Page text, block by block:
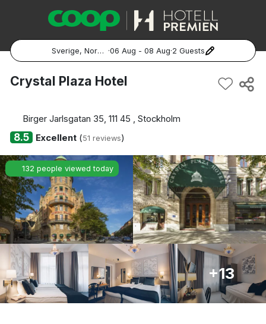
Sverige, Norge, Danmark ·06 Aug - 08 Aug·2 Guests
Popular Destinations:
Göteborg
Malmö
Hela Norge
Oslo
Bergen
Crystal Plaza Hotel
Birger Jarlsgatan 35, 111 45 , Stockholm
8.5 Excellent(51 reviews)
132 people viewed today
+13